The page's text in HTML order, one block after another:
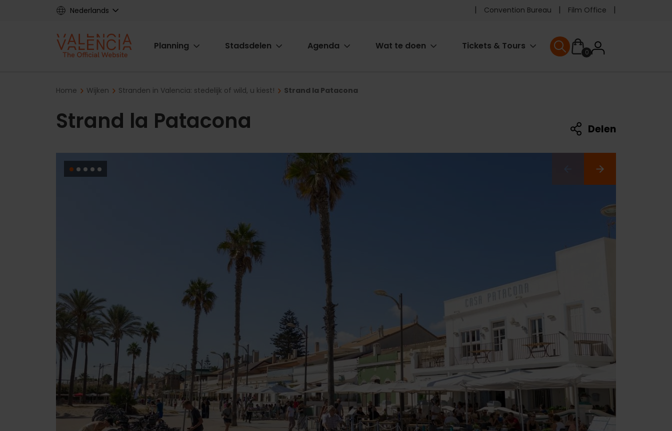
Nederlands
Pre
header
Convention Bureau Film Office
Main
Planning Stadsdelen Agenda Wat te doen Tickets & Tours
0User
User menu
Breadcrumb
Home Wijken Stranden in Valencia: stedelijk of wild, u kiest! Strand la Patacona
Strand la Patacona Delen